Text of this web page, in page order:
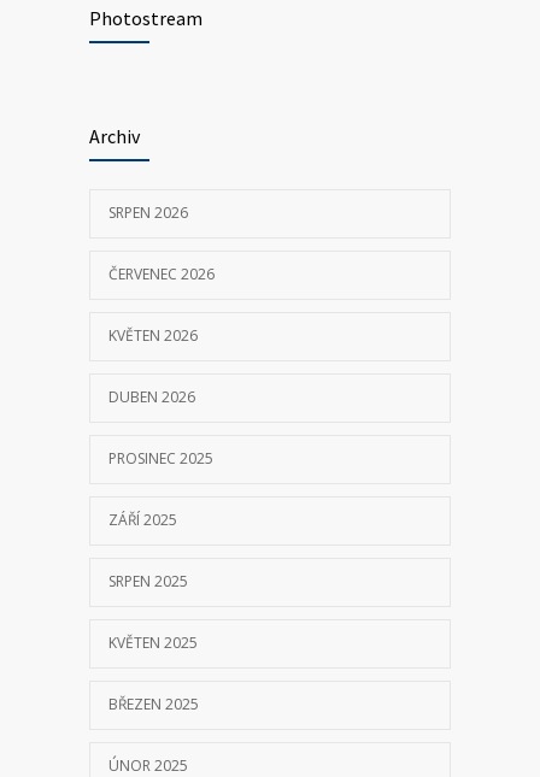
VOZIDLA ZDRAVOTNICKÉ ZÁCHRANNÉ
SLUŽBY
P155 Liberecká
Photostream
Archiv
SRPEN 2026
ČERVENEC 2026
KVĚTEN 2026
DUBEN 2026
PROSINEC 2025
ZÁŘÍ 2025
SRPEN 2025
KVĚTEN 2025
BŘEZEN 2025
ÚNOR 2025